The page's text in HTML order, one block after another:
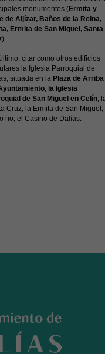
monumentos (Ermita y
de Aljízar, Baños de la Reina,
Ermita de San Miguel, Santa
).
citar como otros edificios
la Iglesia Parroquial de
situada en la Plaza de Arriba
, la Iglesia
de San Miguel en Celín,
Cruz, la Ermita de San Miguel,
no, el Casino de Dalías.